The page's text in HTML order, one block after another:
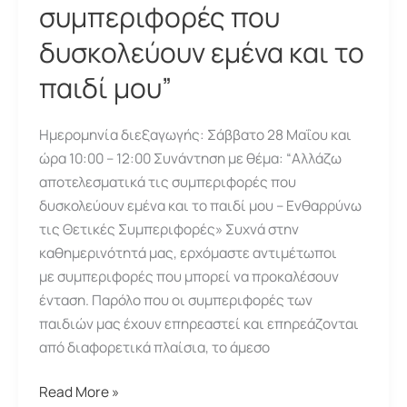
συμπεριφορές που
δυσκολεύουν εμένα και το
παιδί μου”
Ημερομηνία διεξαγωγής: Σάββατο 28 Μαΐου και
ώρα 10:00 – 12:00 Συνάντηση με θέμα: “Αλλάζω
αποτελεσματικά τις συμπεριφορές που
δυσκολεύουν εμένα και το παιδί μου – Ενθαρρύνω
τις Θετικές Συμπεριφορές» Συχνά στην
καθημερινότητά μας, ερχόμαστε αντιμέτωποι
με συμπεριφορές που μπορεί να προκαλέσουν
ένταση. Παρόλο που οι συμπεριφορές των
παιδιών μας έχουν επηρεαστεί και επηρεάζονται
από διαφορετικά πλαίσια, το άμεσο
Συνάντηση:
Read More »